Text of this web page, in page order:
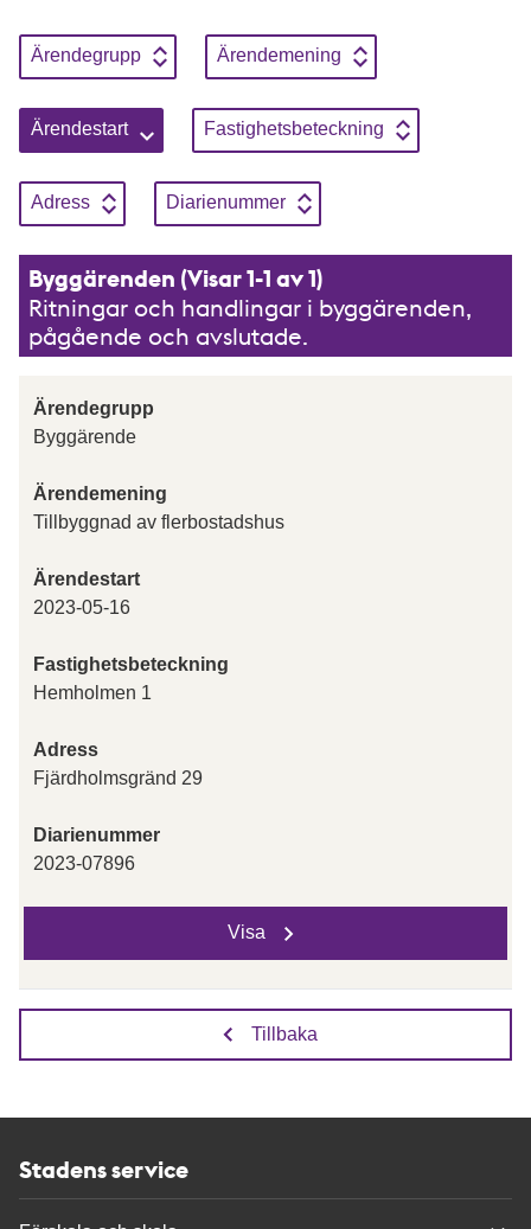
Sortera genom att klicka på knapparna, enbart en sortering
Sortera på
ÄrendegruppStigande Sortera på
Ärendemening Stigande
Sortera på
ÄrendestartStigande Sortera på
Fastighetsbeteckning Stigande
Sortera på
AdressStigande Sortera på
DiarienummerStigande
Byggärenden (Visar 1-1 av 1)
Ritningar och handlingar i byggärenden,
pågående och avslutade.
Ärendegrupp
Byggärende
Ärendemening
Tillbyggnad av flerbostadshus
Ärendestart
2023-05-16
Fastighetsbeteckning
Hemholmen 1
Adress
Fjärdholmsgränd 29
Diarienummer
2023-07896
Visa
Tillbaka
Stadens service